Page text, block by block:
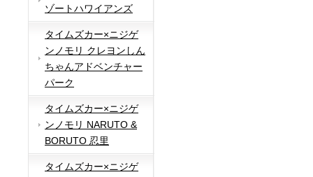
ゾートハワイアンズ
タイムズカー×ニジゲ
ンノモリ クレヨンしん
ちゃんアドベンチャー
パーク
タイムズカー×ニジゲ
ンノモリ NARUTO &
BORUTO 忍里
タイムズカー×ニジゲ